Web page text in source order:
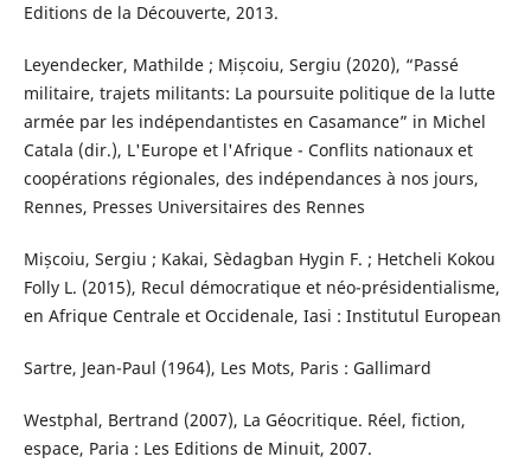
Editions de la Découverte, 2013.
Leyendecker, Mathilde ; Mișcoiu, Sergiu (2020), “Passé
militaire, trajets militants: La poursuite politique de la lutte
armée par les indépendantistes en Casamance” in Michel
Catala (dir.), L'Europe et l'Afrique - Conflits nationaux et
coopérations régionales, des indépendances à nos jours,
Rennes, Presses Universitaires des Rennes
Mișcoiu, Sergiu ; Kakai, Sèdagban Hygin F. ; Hetcheli Kokou
Folly L. (2015), Recul démocratique et néo-présidentialisme,
en Afrique Centrale et Occidenale, Iasi : Institutul European
Sartre, Jean-Paul (1964), Les Mots, Paris : Gallimard
Westphal, Bertrand (2007), La Géocritique. Réel, fiction,
espace, Paria : Les Editions de Minuit, 2007.